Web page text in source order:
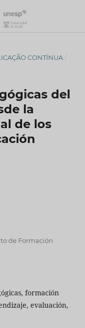
CONTÍNUA /
del
la
de los
de Formación
formación
evaluación,